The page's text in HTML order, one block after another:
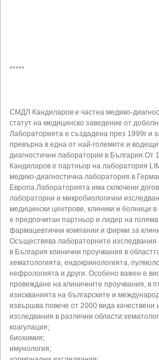
*****
СМДЛ Кандиларов е частна медико-
статут на медицинско заведение от
Лабораторията е създадена през 1999г и
превърна в една от най-големите и
диагностични лаборатории в
Кандиларов е партньор на лаборатория
медико-диагностична лаборатория в
Европа.Лабораторията има сключени
лабораторни и микробиологични
медицински центрове, клиники и болници
е предпочитан партньор и лидер на
фармацевтични компании и фирми за
Осъществява лабораторните
в България клинични проучвания в
хематологията, ендокринологията,
нефрологията и други. Особено важен е
провеждане на клиничните проучвания, в
изискванията на българските и
извършва повече от 2000 вида качествени
изследвания в различни
коагулация;
биохимия;
имунология;